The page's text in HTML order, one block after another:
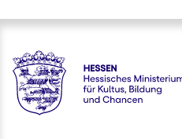
Hessen - Hessisches